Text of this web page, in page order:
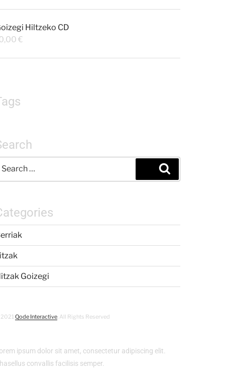
Hiltzeko CD
€
Goizegi
Qode Interactive , All Rights Reserved
ipsum dolor sit amet, consectetur adipiscing elit.
convallis facilisis semper.